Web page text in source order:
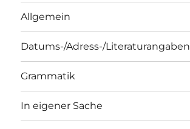
Allgemein
Datums-/Adress-/Literaturangaben
Grammatik
In eigener Sache